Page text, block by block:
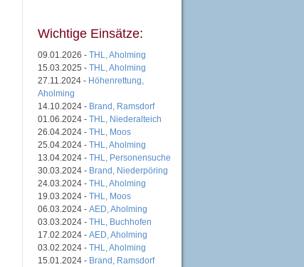
Wichtige Einsätze:
09.01.2026 - THL, Aholming
15.03.2025 - THL, Aholming
27.11.2024 - Höhenrettung,
Aholming
14.10.2024 - Brand, Ramsdorf
01.06.2024 - THL, Niederalteich
26.04.2024 - THL, Moos
25.04.2024 - THL, Aholming
13.04.2024 - THL, Personensuche
30.03.2024 - Brand, Niederpöring
24.03.2024 - THL, Aholming
19.03.2024 - THL, Moos
06.03.2024 - AED, Aholming
03.03.2024 - THL, Buchhofen
17.02.2024 - AED, Aholming
03.02.2024 - THL, Aholming
15.01.2024 - Brand, Ramsdorf